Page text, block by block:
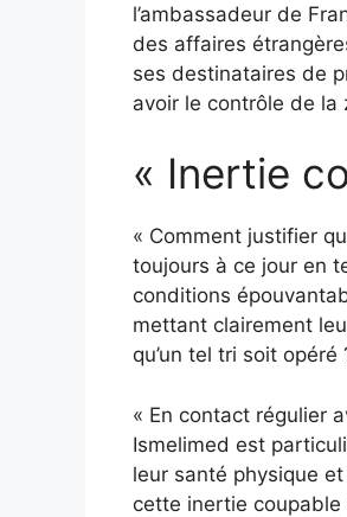
l’ambassadeur de
des affaires
ses destinataires de
avoir le contrôle de la
« Inertie
« Comment justifier
toujours à ce jour en
conditions
mettant clairement
qu’un tel tri soit opéré
« En contact régulier
Ismelimed est
leur santé physique
cette inertie